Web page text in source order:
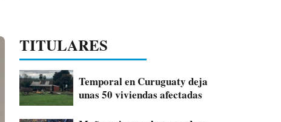
TITULARES
Temporal en Curuguaty deja
unas 50 viviendas afectadas